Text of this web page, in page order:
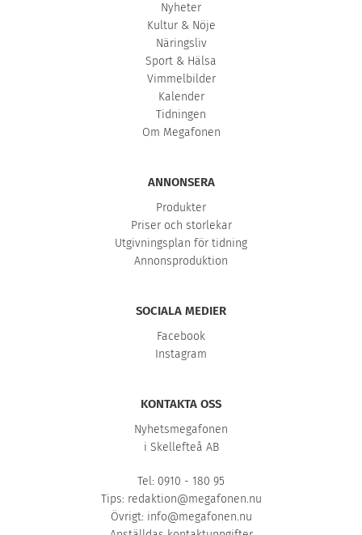
Nyheter
Kultur & Nöje
Näringsliv
Sport & Hälsa
Vimmelbilder
Kalender
Tidningen
Om Megafonen
ANNONSERA
Produkter
Priser och storlekar
Utgivningsplan för tidning
Annonsproduktion
SOCIALA MEDIER
Facebook
Instagram
KONTAKTA OSS
Nyhetsmegafonen
i Skellefteå AB
Tel: 0910 - 180 95
Tips: redaktion@megafonen.nu
Övrigt: info@megafonen.nu